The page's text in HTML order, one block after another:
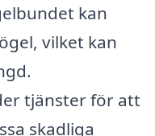
kan
vilket kan
tjänster för att
skadliga